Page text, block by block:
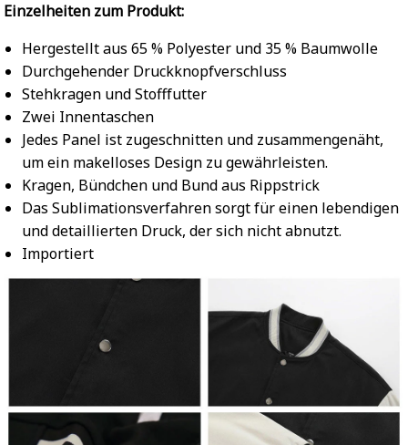
Einzelheiten zum Produkt:
Hergestellt aus 65 % Polyester und 35 % Baumwolle
Durchgehender Druckknopfverschluss
Stehkragen und Stofffutter
Zwei Innentaschen
Jedes Panel ist zugeschnitten und zusammengenäht,
um ein makelloses Design zu gewährleisten.
Kragen, Bündchen und Bund aus Rippstrick
Das Sublimationsverfahren sorgt für einen lebendigen
und detaillierten Druck, der sich nicht abnutzt.
Importiert